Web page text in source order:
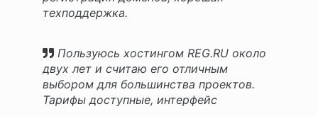
техподдержка.
Пользуюсь хостингом REG.RU около
двух лет и считаю его отличным
выбором для большинства проектов.
Тарифы доступные, интерфейс